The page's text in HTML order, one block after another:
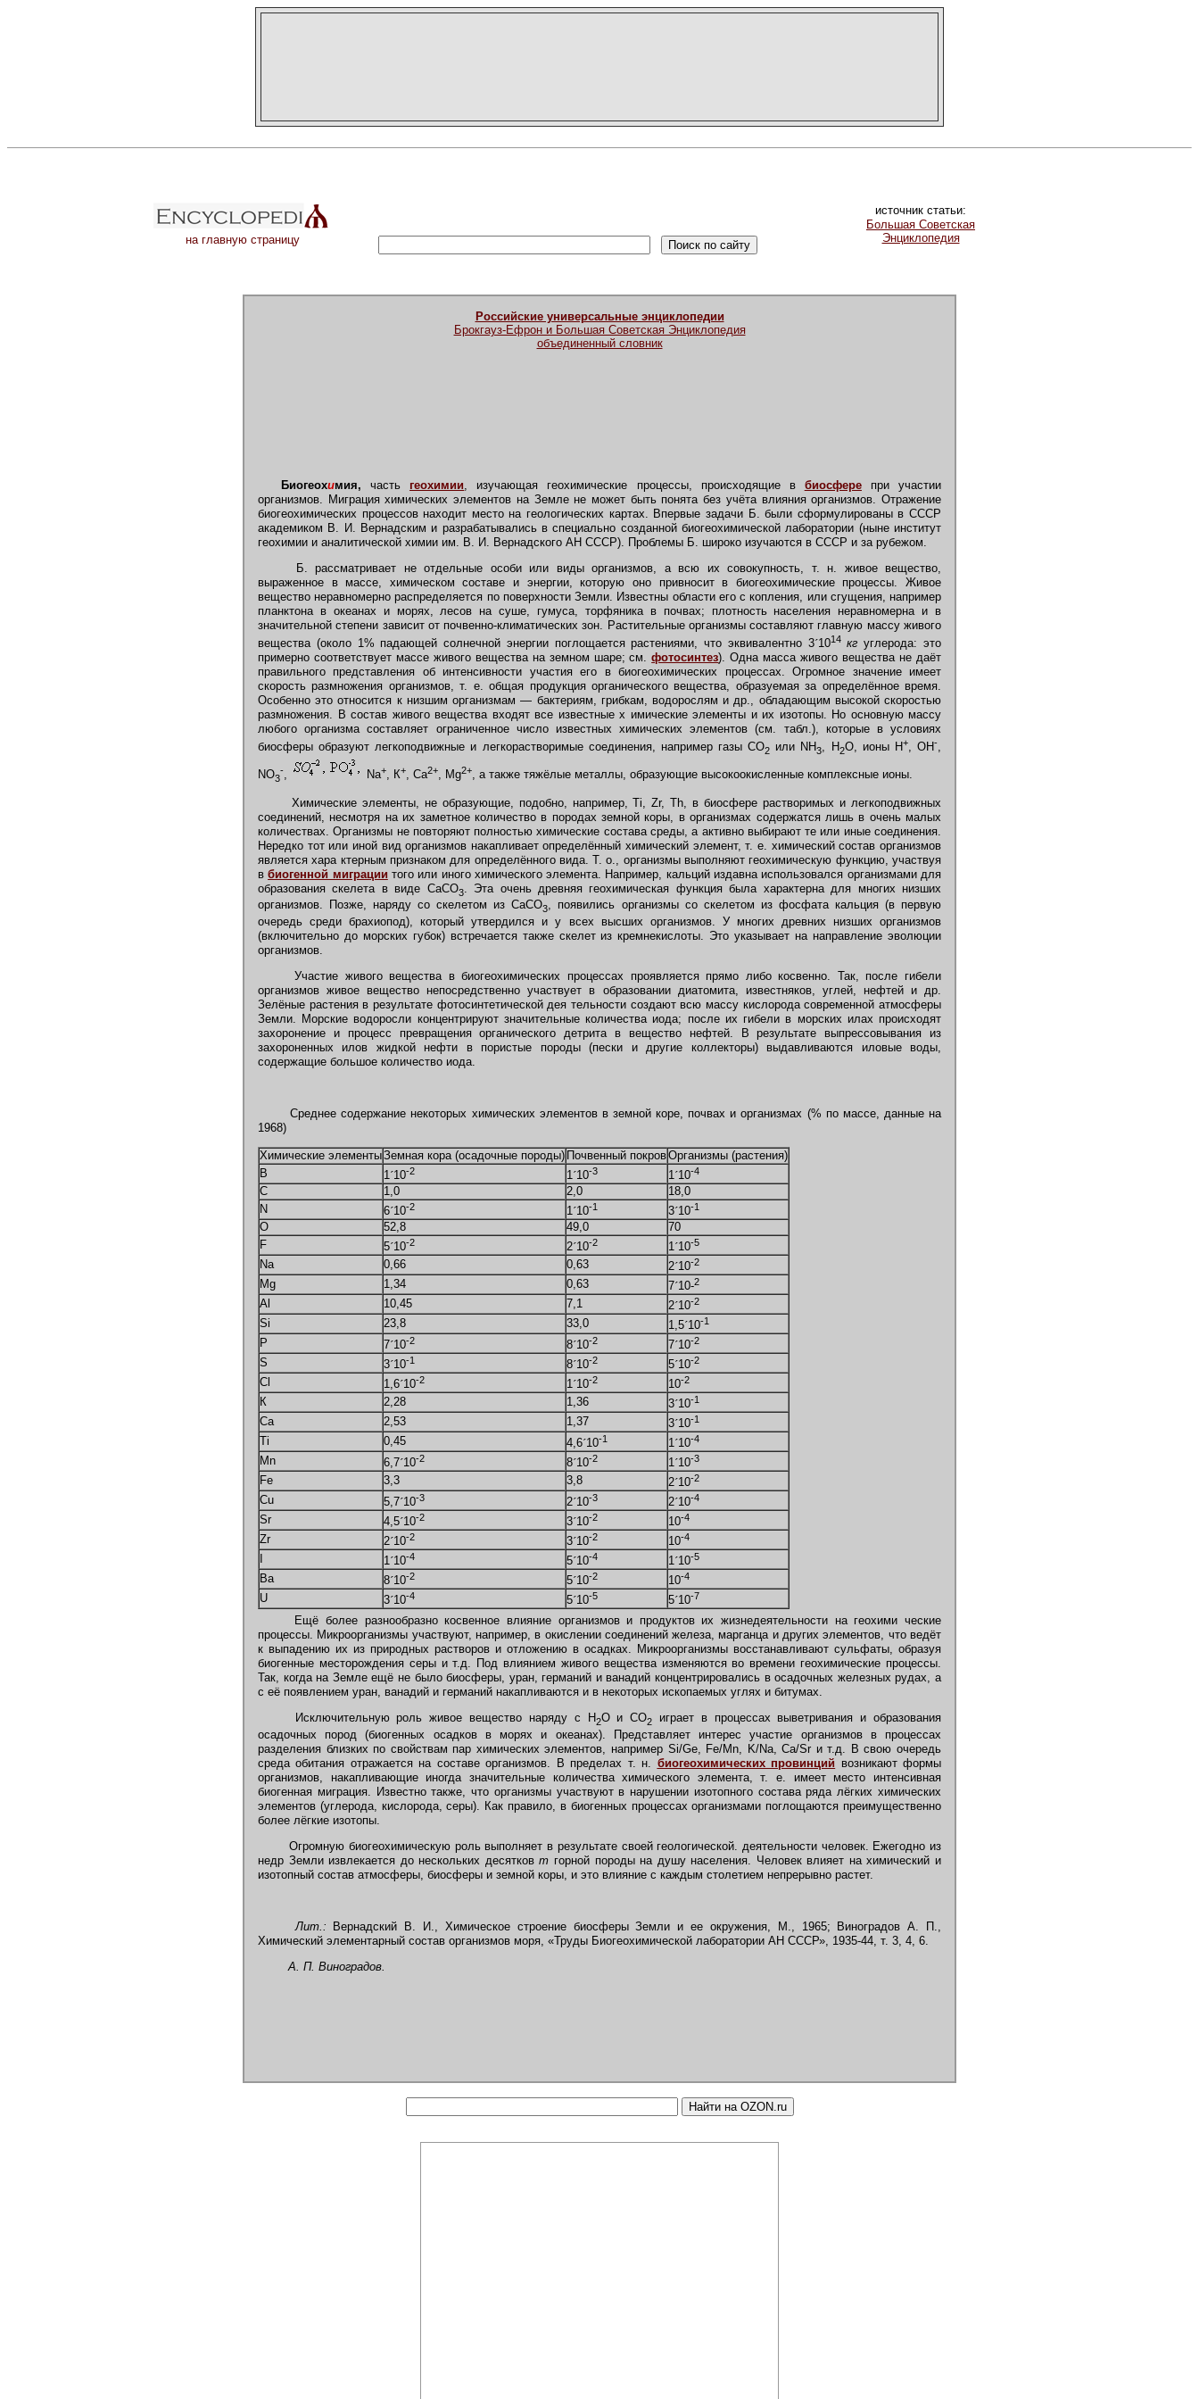
на главную страницу
источник статьи:
Большая Советская
Энциклопедия
Российские универсальные энциклопедии
Брокгауз-Ефрон и Большая Советская Энциклопедия
объединенный словник
Биогеохимия, часть геохимии, изучающая геохимические процессы, происходящие в биосферепри участии
организмов. Миграция химических элементов на Земле не может быть понята без учёта влияния организмов. Отражение
биогеохимических процессов находит место на геологических картах. Впервые задачи Б. были сформулированы в СССР
академиком В. И. Вернадским и разрабатывались в специально созданной биогеохимической лаборатории (ныне институт
геохимии и аналитической химии им. В. И. Вернадского АН СССР). Проблемы Б. широко изучаются в СССР и за рубежом.
Б. рассматривает не отдельные особи или виды организмов, а всю их совокупность, т. н. живое вещество,
выраженное в массе, химическом составе и энергии, которую оно привносит в биогеохимические процессы. Живое
вещество неравномерно распределяется по поверхности Земли. Известны области его с копления, или сгущения, например
планктона в океанах и морях, лесов на суше, гумуса, торфяника в почвах; плотность населения неравномерна и в
значительной степени зависит от почвенно-климатических зон. Растительные организмы составляют главную массу живого
вещества (около 1% падающей солнечной энергии поглощается растениями, что эквивалентно 3´1014 кгуглерода: это
примерно соответствует массе живого вещества на земном шаре; см.фотосинтез). Одна масса живого вещества не даёт
правильного представления об интенсивности участия его в биогеохимических процессах. Огромное значение имеет
скорость размножения организмов, т. е. общая продукция органического вещества, образуемая за определённое время.
Особенно это относится к низшим организмам — бактериям, грибкам, водорослям и др., обладающим высокой скоростью
размножения. В состав живого вещества входят все известные х имические элементы и их изотопы. Но основную массу
любого организма составляет ограниченное число известных химических элементов (см. табл.), которые в условиях
биосферы образуют легкоподвижные и легкорастворимые соединения, например газы CO2 или NH3, H2O, ионы Н+, OH-,
NO3
-, Na+, К+, Са2+, Mg2+, а также тяжёлые металлы, образующие высокоокисленные комплексные ионы.
Химические элементы, не образующие, подобно, например, Ti, Zr, Th, в биосфере растворимых и легкоподвижных
соединений, несмотря на их заметное количество в породах земной коры, в организмах содержатся лишь в очень малых
количествах. Организмы не повторяют полностью химические состава среды, а активно выбирают те или иные соединения.
Нередко тот или иной вид организмов накапливает определённый химический элемент, т. е. химический состав организмов
является хара ктерным признаком для определённого вида. Т. о., организмы выполняют геохимическую функцию, участвуя
вбиогенной миграции того или иного химического элемента. Например, кальций издавна использовался организмами для
образования скелета в виде CaCO3. Эта очень древняя геохимическая функция была характерна для многих низших
организмов. Позже, наряду со скелетом из CaCO3, появились организмы со скелетом из фосфата кальция (в первую
очередь среди брахиопод), который утвердился и у всех высших организмов. У многих древних низших организмов
(включительно до морских губок) встречается также скелет из кремнекислоты. Это указывает на направление эволюции
организмов.
Участие живого вещества в биогеохимических процессах проявляется прямо либо косвенно. Так, после гибели
организмов живое вещество непосредственно участвует в образовании диатомита, известняков, углей, нефтей и др.
Зелёные растения в результате фотосинтетической дея тельности создают всю массу кислорода современной атмосферы
Земли. Морские водоросли концентрируют значительные количества иода; после их гибели в морских илах происходят
захоронение и процесс превращения органического детрита в вещество нефтей. В результате выпрессовывания из
захороненных илов жидкой нефти в пористые породы (пески и другие коллекторы) выдавливаются иловые воды,
содержащие большое количество иода.
Среднее содержание некоторых химических элементов в земной коре, почвах и организмах (% по массе, данные на
1968)
Химические элементыЗемная кора (осадочные породы) Почвенный покровОрганизмы (растения)
В
1´10-2 1´10-3 1´10-4
С 1,0 2,0
18,0
N
6´10-2 1´10-1 3´10-1
O 52,8 49,0
70
F
5´10-2 2´10-2 1´10-5
Na 0,66 0,63 2´10-2
Mg 1,34 0,63 7´10-2
Al 10,45 7,1 2´10-2
Si 23,8 33,0 1,5´10-1
P 7´10-2 8´10-2 7´10-2
S 3´10-1 8´10-2 5´10-2
Cl 1,6´10-2 1´10-2 10-2
К 2,28 1,36 3´10-1
Ca 2,53 1,37 3´10-1
Ti 0,45 4,6´10-1 1´10-4
Mn 6,7´10-2 8´10-2 1´10-3
Fe 3,3 3,8 2´10-2
Cu 5,7´10-3 2´10-3 2´10-4
Sr 4,5´10-2 3´10-2 10-4
Zr 2´10-2 3´10-2 10-4
1´10-4 5´10-4 1´10-5
Ba 8´10-2 5´10-2 10-4
U 3´10-4 5´10-5 5´10-7
Ещё более разнообразно косвенное влияние организмов и продуктов их жизнедеятельности на геохими ческие
процессы. Микроорганизмы участвуют, например, в окислении соединений железа, марганца и других элементов, что ведёт
к выпадению их из природных растворов и отложению в осадках. Микроорганизмы восстанавливают сульфаты, образуя
биогенные месторождения серы и т.д. Под влиянием живого вещества изменяются во времени геохимические процессы.
Так, когда на Земле ещё не было биосферы, уран, германий и ванадий концентрировались в осадочных железных рудах, а
с её появлением уран, ванадий и германий накапливаются и в некоторых ископаемых углях и битумах.
Исключительную роль живое вещество наряду с H2O и CO2
играет в процессах выветривания и образования
осадочных пород (биогенных осадков в морях и океанах). Представляет интерес участие организмов в процессах
разделения близких по свойствам пар химических элементов, например Si/Ge, Fe/Mn, K/Na, Ca/Sr и т.д. В свою очередь
среда обитания отражается на составе организмов. В пределах т. н. биогеохимических провинций возникают формы
организмов, накапливающие иногда значительные количества химического элемента, т. е. имеет место интенсивная
биогенная миграция. Известно также, что организмы участвуют в нарушении изотопного состава ряда лёгких химических
элементов (углерода, кислорода, серы). Как правило, в биогенных процессах организмами поглощаются преимущественно
более лёгкие изотопы.
Огромную биогеохимическую роль выполняет в результате своей геологической. деятельности человек. Ежегодно из
недр Земли извлекается до нескольких десятковт горной породы на душу населения. Человек влияет на химический и
изотопный состав атмосферы, биосферы и земной коры, и это влияние с каждым столетием непрерывно растет.
Лит.: Вернадский В. И., Химическое строение биосферы Земли и ее окружения, М., 1965; Виноградов А. П.,
Химический элементарный состав организмов моря, «Труды Биогеохимической лаборатории АН СССР», 1935-44, т. 3, 4, 6.
А. П. Виноградов.